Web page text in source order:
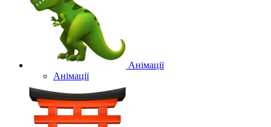
Анімації
Анімації